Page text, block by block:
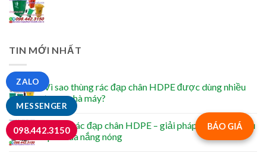
TIN MỚI NHẤT
Vì sao thùng rác đạp chân HDPE được dùng nhiều
trong nhà máy?
Thùng rác đạp chân HDPE – giải pháp giảm mùi hiệu
quả mùa nắng nóng
BÁO GIÁ
MESSENGER
ZALO
098.442.3150